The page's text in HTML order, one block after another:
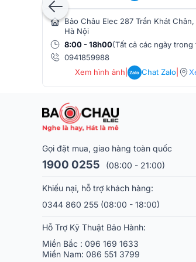
Cấu trúc 3 đường tiếng này không
mà còn giúp tổng thể âm thanh
Bảo Châu Elec 287 Trần Khát
Hà Nội
8:00 - 18h00(Tất cả các ngày trong
0941859988
Xem hình ảnh
Zalo Chat Zalo|
Gọi đặt mua, giao hàng toàn quốc
1900 0255 (08:00 - 21:00)
Khiếu nại, hỗ trợ khách hàng:
0344 860 255 (08:00 - 18:00)
Hỗ Trợ Kỹ Thuật Bảo Hành:
Miền Bắc : 096 169 1633
Miền Nam: 086 551 3799